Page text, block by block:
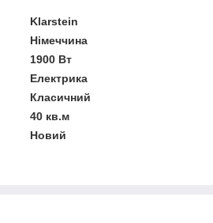
Klarstein
Німеччина
1900 Вт
Електрика
Класичний
40 кв.м
Новий